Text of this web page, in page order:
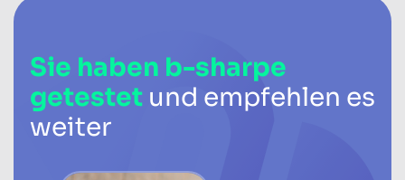
Sie haben b-sharpe
getestet und empfehlen es
weiter